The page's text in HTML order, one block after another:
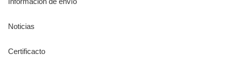
Noticias
Certificacto